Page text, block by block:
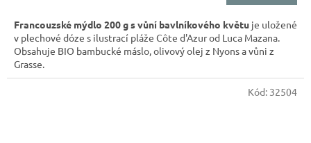
Francouzské mýdlo 200 g s vůní bavlníkového květu je uložené
v plechové dóze s ilustrací pláže Côte d'Azur od Luca Mazana.
Obsahuje BIO bambucké máslo, olivový olej z Nyons a vůni z
Grasse.
Kód: 32504